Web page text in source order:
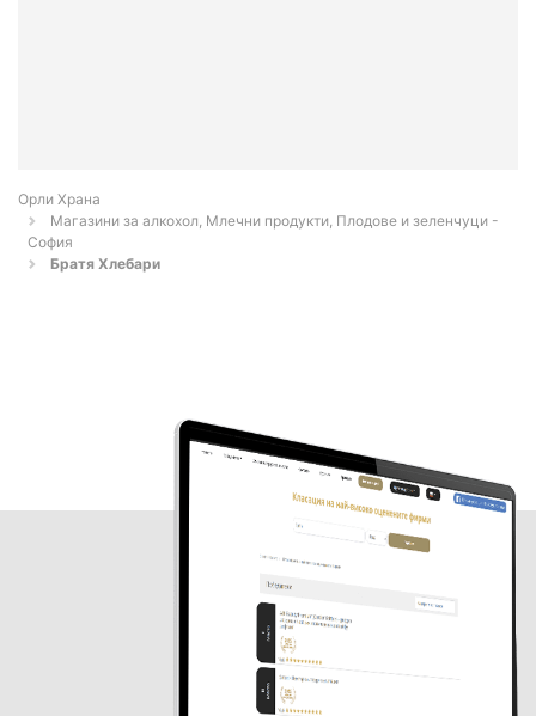
Орли Храна
Магазини за алкохол, Млечни продукти, Плодове и зеленчуци -
София
Братя Хлебари